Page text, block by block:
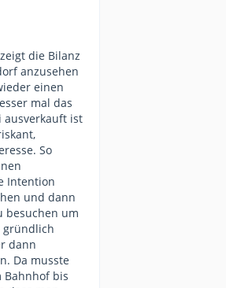
die Bilanz
anzusehen
einen
mal das
ausverkauft ist
So
Intention
und dann
besuchen um
gründlich
dann
Da musste
Bahnhof bis